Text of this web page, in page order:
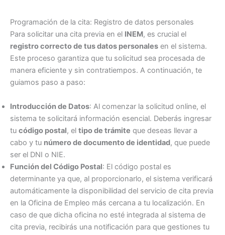
Programación de la cita: Registro de datos personales
Para solicitar una cita previa en el INEM, es crucial el
registro correcto de tus datos personales en el sistema.
Este proceso garantiza que tu solicitud sea procesada de
manera eficiente y sin contratiempos. A continuación, te
guiamos paso a paso:
Introducción de Datos: Al comenzar la solicitud online, el
sistema te solicitará información esencial. Deberás ingresar
tu código postal, el tipo de trámite que deseas llevar a
cabo y tu número de documento de identidad, que puede
ser el DNI o NIE.
Función del Código Postal: El código postal es
determinante ya que, al proporcionarlo, el sistema verificará
automáticamente la disponibilidad del servicio de cita previa
en la Oficina de Empleo más cercana a tu localización. En
caso de que dicha oficina no esté integrada al sistema de
cita previa, recibirás una notificación para que gestiones tu